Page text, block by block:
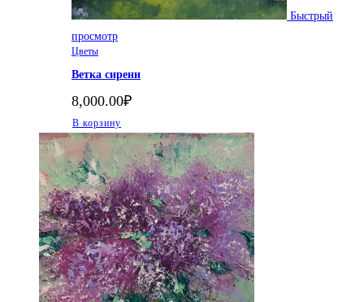
Быстрый
просмотр
Цветы
Ветка сирени
8,000.00₽
В корзину